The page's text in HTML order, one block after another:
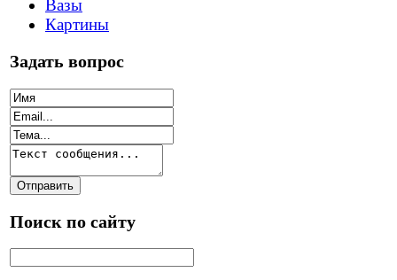
Вазы
Картины
Задать вопрос
Поиск по сайту